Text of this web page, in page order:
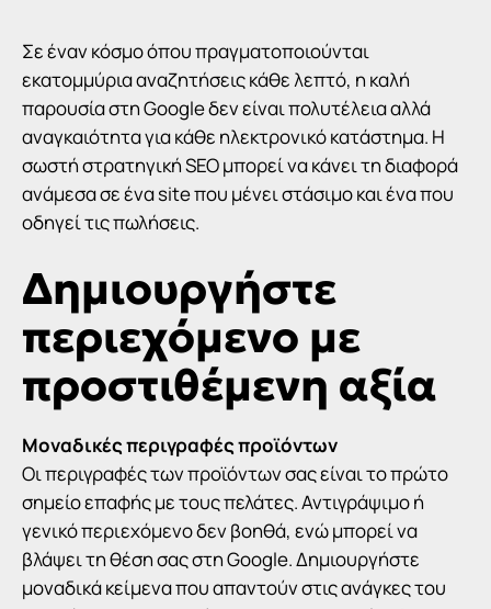
Σε έναν κόσμο όπου πραγματοποιούνται
εκατομμύρια αναζητήσεις κάθε λεπτό, η καλή
παρουσία στη Google δεν είναι πολυτέλεια αλλά
αναγκαιότητα για κάθε ηλεκτρονικό κατάστημα. Η
σωστήστρατηγική SEOμπορεί να κάνει τη διαφορά
ανάμεσα σε ένα site που μένει στάσιμο και ένα που
οδηγεί τις πωλήσεις.
Δημιουργήστε
περιεχόμενο με
προστιθέμενη αξία
Μοναδικές περιγραφές προϊόντων
Οι περιγραφές των προϊόντων σας είναι το πρώτο
σημείο επαφής με τους πελάτες. Αντιγράψιμο ή
γενικό περιεχόμενο δεν βοηθά, ενώ μπορεί να
βλάψει τη θέση σας στη Google. Δημιουργήστε
μοναδικά κείμενα που απαντούν στις ανάγκες του